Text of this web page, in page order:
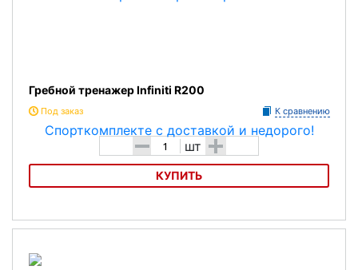
Гребной тренажер Infiniti R200
Под заказ К сравнению
- шт +
КУПИТЬ
Гребной тренажер Infiniti R200